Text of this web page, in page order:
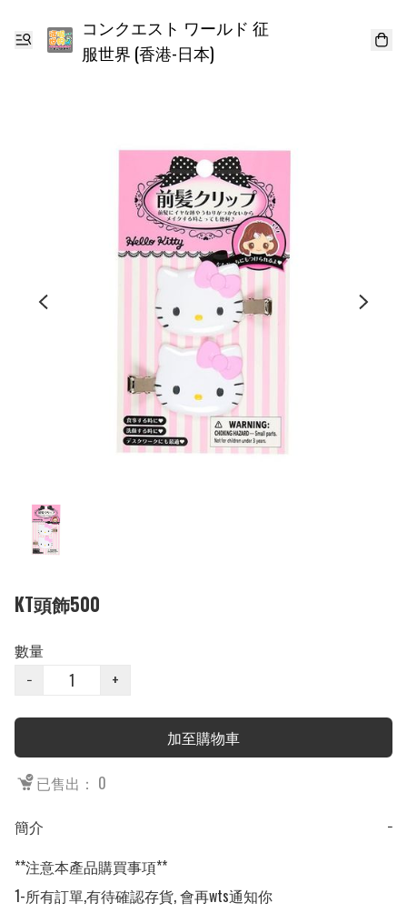
コンクエスト ワールド 征
服世界 (香港-日本)
KT頭飾500
數量
−
+
加至購物車
已售出： 0
簡介
−
**注意本產品購買事項**
1-所有訂單,有待確認存貨, 會再wts通知你